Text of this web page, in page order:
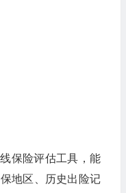
保险评估工具，能
地区、历史出险记